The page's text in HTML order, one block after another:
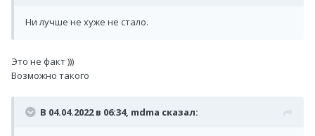
Ни лучше не хуже не стало.
Это не факт )))
Возможно такого
В 04.04.2022 в 06:34, mdma сказал: